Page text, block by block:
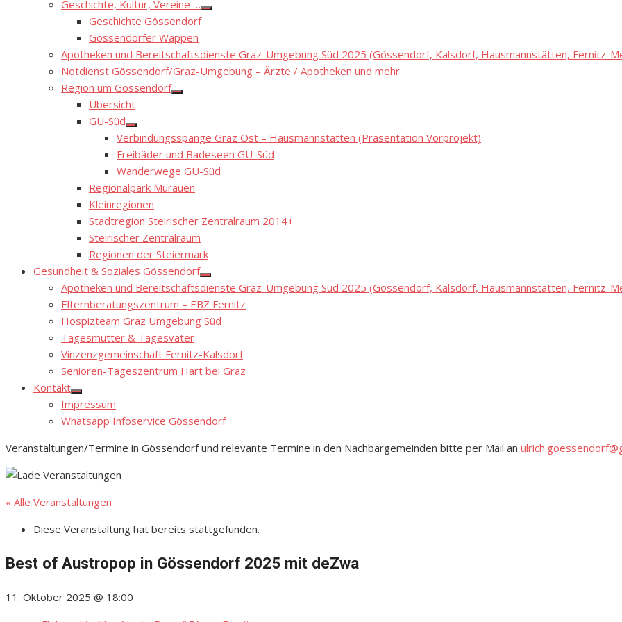
Geschichte, Kultur, Vereine …
Show
Geschichte Gössendorf
Gössendorfer Wappen
Apotheken und Bereitschaftsdienste Graz-Umgebung Süd 2025 (Gössendorf, Kalsdorf, Hausmannstätten, Fernitz-
Notdienst Gössendorf/Graz-Umgebung – Ärzte / Apotheken und mehr
Region um Gössendorf
Show
Übersicht
GU-Süd
Show
sub
menu
Verbindungsspange Graz Ost – Hausmannstätten (Präsentation Vorprojekt)
Freibäder und Badeseen GU-Süd
Wanderwege GU-Süd
Regionalpark Murauen
Kleinregionen
Stadtregion Steirischer Zentralraum 2014+
Steirischer Zentralraum
Regionen der Steiermark
Gesundheit & Soziales Gössendorf
Show
sub
menu
Apotheken und Bereitschaftsdienste Graz-Umgebung Süd 2025 (Gössendorf, Kalsdorf, Hausmannstätten, Fernitz-
Elternberatungszentrum – EBZ Fernitz
Hospizteam Graz Umgebung Süd
Tagesmütter & Tagesväter
Vinzenzgemeinschaft Fernitz-Kalsdorf
Senioren-Tageszentrum Hart bei Graz
Kontakt
Show
sub
menu
Impressum
Whatsapp Infoservice Gössendorf
Veranstaltungen/Termine in Gössendorf und relevante Termine in den Nachbargemeinden bitte per Mail an
« Alle Veranstaltungen
Diese Veranstaltung hat bereits stattgefunden.
Best of Austropop in Gössendorf 2025 mit deZwa
11. Oktober 2025 @ 18:00